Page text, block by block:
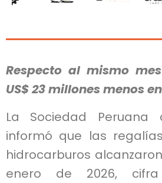
Respecto al mismo
US$ 23 millones menos
La Sociedad Peruana
informó que las
hidrocarburos
enero de 2026,